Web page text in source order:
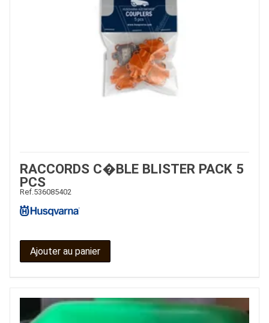
RACCORDS C�BLE BLISTER PACK 5
PCS
Ref. 536085402
Ajouter au panier